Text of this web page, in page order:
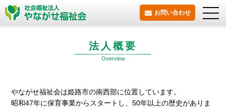
お問い合わせ
法人概要
Overview
やながせ福祉会は姫路市の南西部に位置しています。
昭和47年に保育事業からスタートし、50年以上の歴史がありま